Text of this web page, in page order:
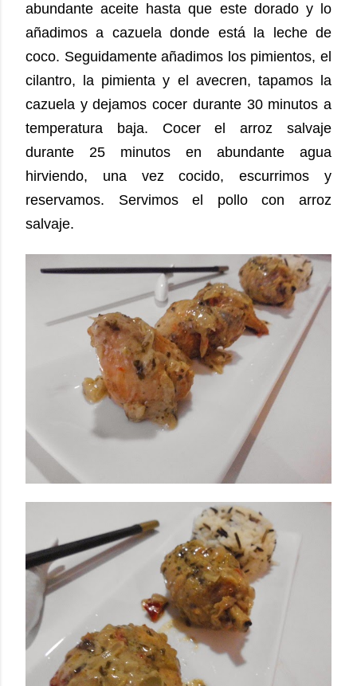
abundante aceite hasta que este dorado y lo
añadimos a cazuela donde está la leche de
coco. Seguidamente añadimos los pimientos, el
cilantro, la pimienta y el avecren, tapamos la
cazuela y dejamos cocer durante 30 minutos a
temperatura baja. Cocer el arroz salvaje
durante 25 minutos en abundante agua
hirviendo, una vez cocido, escurrimos y
reservamos. Servimos el pollo con arroz
salvaje.